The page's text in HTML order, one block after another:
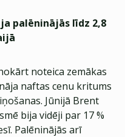
palēninājās līdz 2,8
noteica zemākas
naftas cenu kritums
Jūnijā Brent
bija vidēji par 17 %
Palēninājās arī